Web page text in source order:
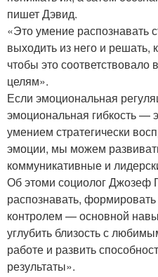
пишет Дэвид.
«Это умение распознавать
выходить из него и решать,
чтобы это
целям».
Если эмоциональная
эмоциональная гибкость —
умением стратегически
эмоции, мы можем
коммуникативные и
Об этоми социолог Джозеф
распознавать,
контролем — основной
углубить близость с
работе и развить
результаты».